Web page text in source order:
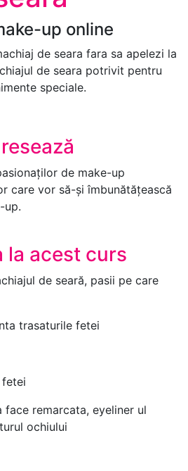
up online
de seara fara sa apelezi la
de seara potrivit pentru
speciale.
de make-up
care vor să-și îmbunătățească
up.
la acest curs
de seară, pasii pe care
trasaturile fetei
face remarcata, eyeliner ul
ochiului